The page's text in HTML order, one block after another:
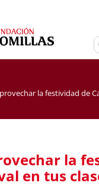
la festividad de
la
en tus